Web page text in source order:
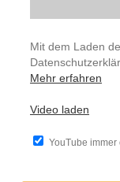
Mit dem Laden
Mehr erfahren
Video laden
YouTube immer